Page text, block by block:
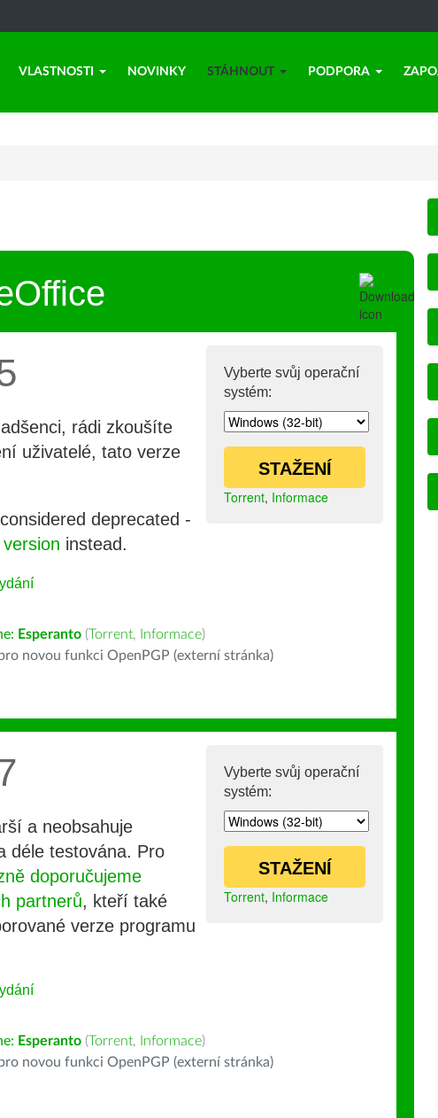
VLASTNOSTI NOVINKY STÁHNOUT PODPORA
Vyberte svůj operační
systém:
STAŽENÍ
Torrent, Informace
rádi zkoušíte
uživatelé, tato verze
deprecated -
instead.
Esperanto (Torrent, Informace)
novou funkci OpenPGP (externí stránka)
Vyberte svůj operační
systém:
STAŽENÍ
Torrent, Informace
a neobsahuje
déle testována. Pro
doporučujeme
partnerů, kteří také
verze programu
Esperanto (Torrent, Informace)
novou funkci OpenPGP (externí stránka)